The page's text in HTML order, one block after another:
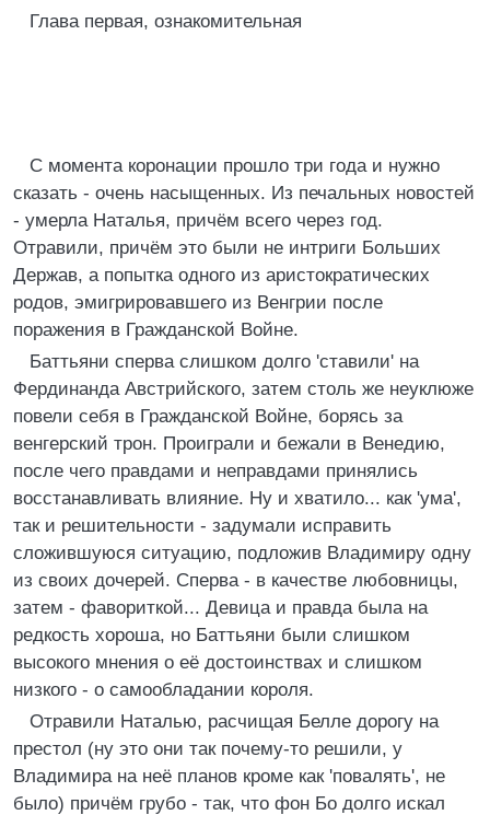
Глава первая, ознакомительная
С момента коронации прошло три года и нужно
сказать - очень насыщенных. Из печальных новостей
- умерла Наталья, причём всего через год.
Отравили, причём это были не интриги Больших
Держав, а попытка одного из аристократических
родов, эмигрировавшего из Венгрии после
поражения в Гражданской Войне.
Баттьяни сперва слишком долго 'ставили' на
Фердинанда Австрийского, затем столь же неуклюже
повели себя в Гражданской Войне, борясь за
венгерский трон. Проиграли и бежали в Венедию,
после чего правдами и неправдами принялись
восстанавливать влияние. Ну и хватило... как 'ума',
так и решительности - задумали исправить
сложившуюся ситуацию, подложив Владимиру одну
из своих дочерей. Сперва - в качестве любовницы,
затем - фавориткой... Девица и правда была на
редкость хороша, но Баттьяни были слишком
высокого мнения о её достоинствах и слишком
низкого - о самообладании короля.
Отравили Наталью, расчищая Белле дорогу на
престол (ну это они так почему-то решили, у
Владимира на неё планов кроме как 'повалять', не
было) причём грубо - так, что фон Бо долго искал